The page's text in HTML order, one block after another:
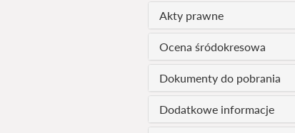
Akty prawne
Ocena śródokresowa
Dokumenty do pobrania
Dodatkowe informacje